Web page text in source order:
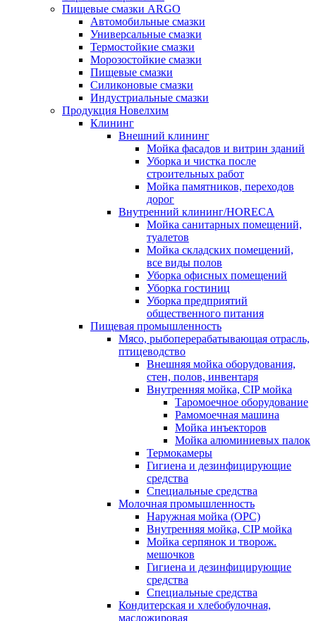
Пищевые смазки ARGO
Автомобильные смазки
Универсальные смазки
Термостойкие смазки
Морозостойкие смазки
Пищевые смазки
Силиконовые смазки
Индустриальные смазки
Продукция Новелхим
Клининг
Внешний клининг
Мойка фасадов и витрин зданий
Уборка и чистка после
строительных работ
Мойка памятников, переходов
дорог
Внутренний клининг/HORECA
Мойка санитарных помещений,
туалетов
Мойка складских помещений,
все виды полов
Уборка офисных помещений
Уборка гостиниц
Уборка предприятий
общественного питания
Пищевая промышленность
Мясо, рыбоперерабатывающая отрасль,
птицеводство
Внешняя мойка оборудования,
стен, полов, инвентаря
Внутренняя мойка, CIP мойка
Таромоечное оборудование
Рамомоечная машина
Мойка инъекторов
Мойка алюминиевых палок
Термокамеры
Гигиена и дезинфицирующие
средства
Специальные средства
Молочная промышленность
Наружная мойка (ОРС)
Внутренняя мойка, CIP мойка
Мойка серпянок и творож.
мешочков
Гигиена и дезинфицирующие
средства
Специальные средства
Кондитерская и хлебобулочная,
масложировая